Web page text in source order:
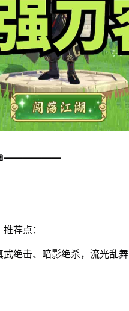
📖——————
荐点：
绝击、暗影绝杀，流光乱舞